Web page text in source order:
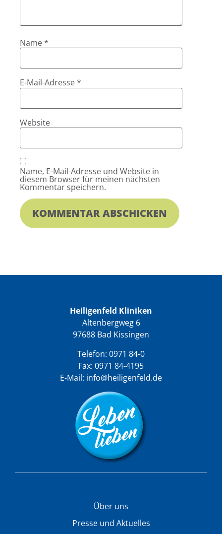
Name *
E-Mail-Adresse *
Website
Name, E-Mail-Adresse und Website in
diesem Browser für meinen nächsten
Kommentar speichern.
Heiligenfeld Kliniken
Altenbergweg 6
97688 Bad Kissingen
Telefon: 0971 84-0
Fax: 0971 84-4195
E-Mail: info@heiligenfeld.de
Über uns
Presse und Aktuelles